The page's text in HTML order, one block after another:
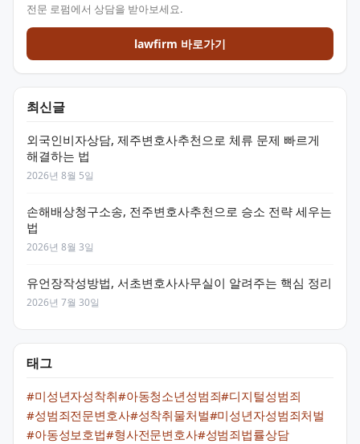
전문 로펌에서 상담을 받아보세요.
lawfirm 바로가기
최신글
외국인비자상담, 제주변호사추천으로 체류 문제 빠르게
해결하는 법
2026년 8월 5일
손해배상청구소송, 전주변호사추천으로 승소 전략 세우는
법
2026년 8월 3일
유언장작성방법, 서초변호사사무실이 알려주는 핵심 정리
2026년 7월 30일
태그
#미성년자성착취#아동청소년성범죄#디지털성범죄
#성범죄전문변호사#성착취물처벌#미성년자성범죄처벌
#아동성보호법#형사전문변호사#성범죄법률상담